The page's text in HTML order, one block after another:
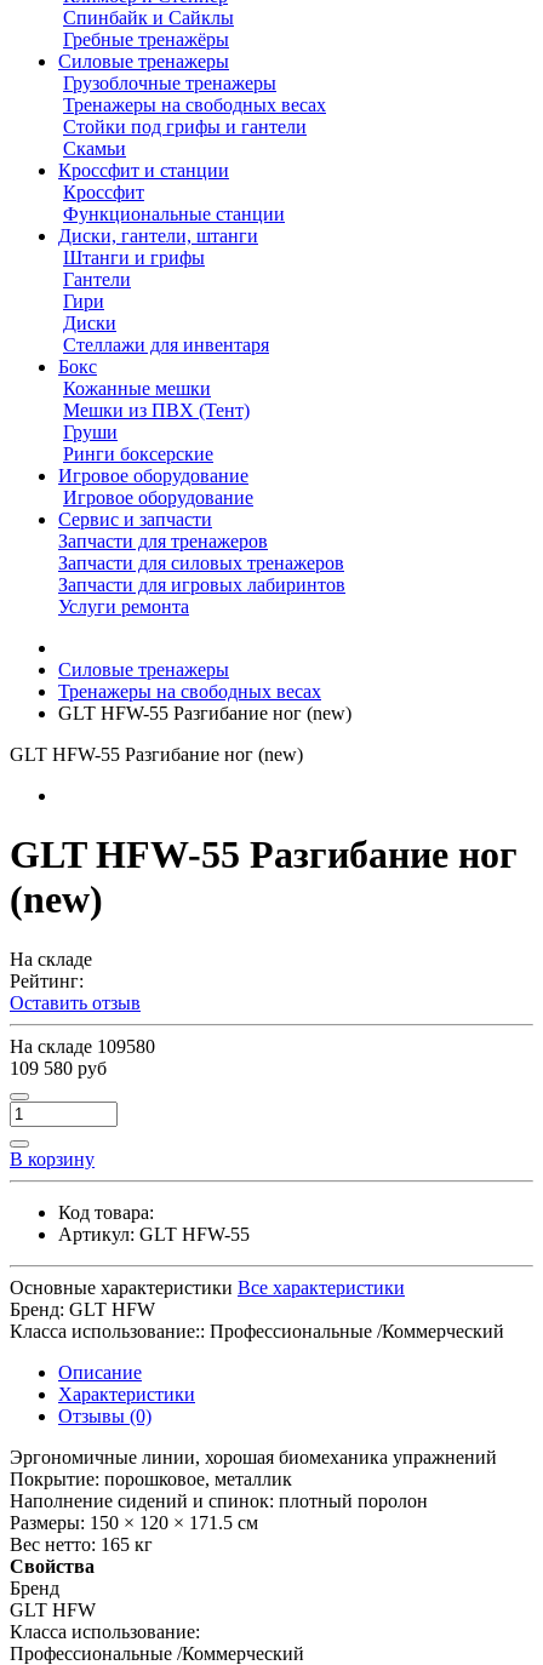
Спинбайк и Сайклы
Гребные тренажёры
Силовые тренажеры
Грузоблочные тренажеры
Тренажеры на свободных весах
Стойки под грифы и гантели
Скамьи
Кроссфит и станции
Кроссфит
Функциональные станции
Диски, гантели, штанги
Штанги и грифы
Гантели
Гири
Диски
Стеллажи для инвентаря
Бокс
Кожанные мешки
Мешки из ПВХ (Тент)
Груши
Ринги боксерские
Игровое оборудование
Игровое оборудование
Сервис и запчасти
Запчасти для тренажеров
Запчасти для силовых тренажеров
Запчасти для игровых лабиринтов
Услуги ремонта
Силовые тренажеры
Тренажеры на свободных весах
GLT HFW-55 Разгибание ног (new)
GLT HFW-55 Разгибание ног (new)
GLT HFW-55 Разгибание ног
(new)
На складе
Рейтинг:
Оставить отзыв
На складе 109580
109 580 руб
В корзину
Код товара:
Артикул: GLT HFW-55
Основные характеристики Все характеристики
Бренд: GLT HFW
Класса использование:: Профессиональные /Коммерческий
Описание
Характеристики
Отзывы (0)
Эргономичные линии, хорошая биомеханика упражнений
Покрытие: порошковое, металлик
Наполнение сидений и спинок: плотный поролон
Размеры: 150 × 120 × 171.5 см
Вес нетто: 165 кг
Свойства
Бренд
GLT HFW
Класса использование:
Профессиональные /Коммерческий